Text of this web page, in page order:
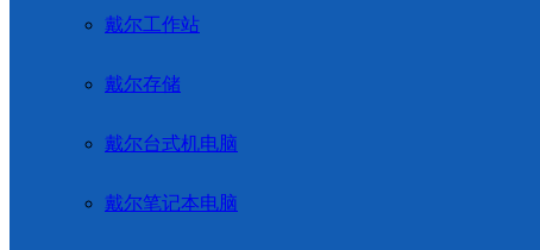
戴尔工作站
戴尔存储
戴尔台式机电脑
戴尔笔记本电脑